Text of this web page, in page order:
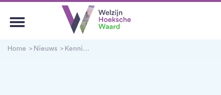
Home Nieuws Kennisboostsessie